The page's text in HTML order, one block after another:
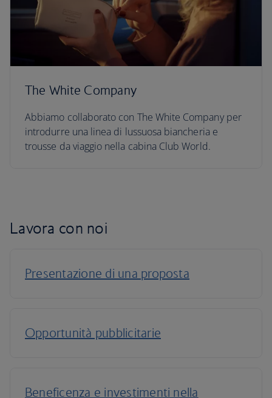
The White Company
Abbiamo collaborato con The White Company per
introdurre una linea di lussuosa biancheria e
trousse da viaggio nella cabina Club World.
Lavora con noi
Presentazione di una proposta
Opportunità pubblicitarie
Beneficenza e investimenti nella